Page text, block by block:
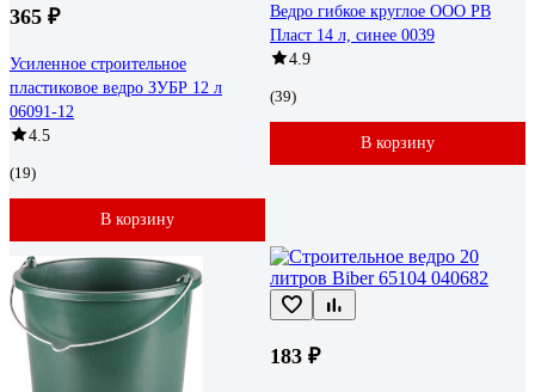
365 ₽
Усиленное строительное
пластиковое ведро ЗУБР 12 л
06091-12
4.5
(19)
В корзину
Ведро гибкое круглое ООО РВ
Пласт 14 л, синее 0039
4.9
(39)
В корзину
183 ₽